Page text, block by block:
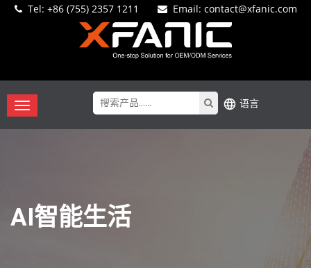
Tel: +86 (755) 2357 1211 Email: contact@xfanic.com
语言
AI智能生活